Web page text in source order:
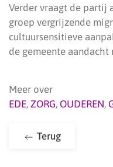
Verder vraagt de partij
groep vergrijzende
cultuursensitieve
de gemeente
Meer over
EDE, ZORG, OUDEREN,
Terug